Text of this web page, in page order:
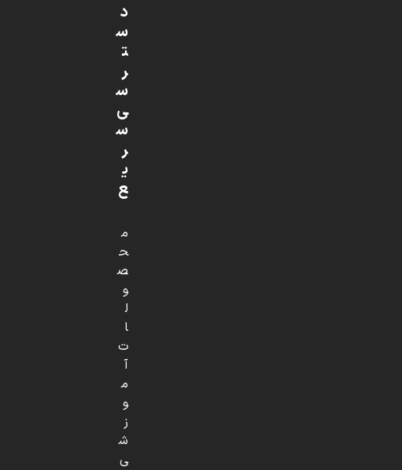
د
س
ت
ر
س
ی
س
ر
ی
ع
م
ح
ص
و
ل
ا
ت
آ
م
و
ز
ش
ی